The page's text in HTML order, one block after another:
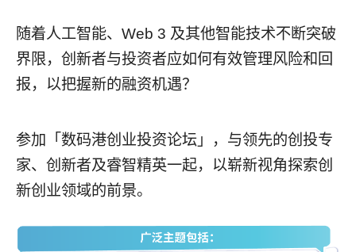
随着人工智能、Web 3 及其他智能技术不断突破
界限，创新者与投资者应如何有效管理风险和回
报，以把握新的融资机遇？
参加「数码港创业投资论坛」，与领先的创投专
家、创新者及睿智精英一起，以崭新视角探索创
新创业领域的前景。